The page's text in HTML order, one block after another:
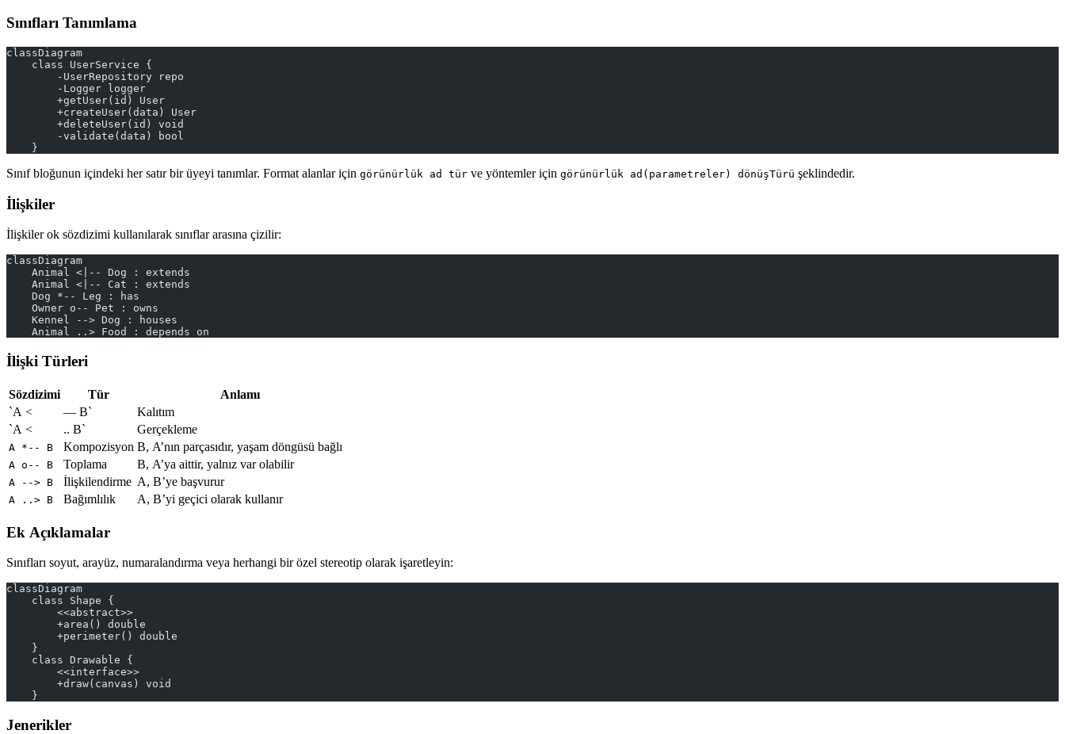
Sınıfları Tanımlama
classDiagram
    class UserService {
        -UserRepository repo
        -Logger logger
        +getUser(id) User
        +createUser(data) User
        +deleteUser(id) void
        -validate(data) bool
    }
Sınıf bloğunun içindeki her satır bir üyeyi tanımlar. Format alanlar için görünürlük ad tür ve yöntemler için görünürlük ad(parametreler) dönüşTürü şeklindedir.
İlişkiler
İlişkiler ok sözdizimi kullanılarak sınıflar arasına çizilir:
classDiagram
    Animal <|-- Dog : extends
    Animal <|-- Cat : extends
    Dog *-- Leg : has
    Owner o-- Pet : owns
    Kennel --> Dog : houses
    Animal ..> Food : depends on
İlişki Türleri
Sözdizimi Tür
Anlamı
`A <
— B`
Kalıtım
`A <
.. B` Gerçekleme
A *-- B Kompozisyon B, A’nın parçasıdır, yaşam döngüsü bağlı
A o-- B Toplama B, A’ya aittir, yalnız var olabilir
A --> B İlişkilendirme A, B’ye başvurur
A ..> B Bağımlılık A, B’yi geçici olarak kullanır
Ek Açıklamalar
Sınıfları soyut, arayüz, numaralandırma veya herhangi bir özel stereotip olarak işaretleyin:
classDiagram
    class Shape {
        <<abstract>>
        +area() double
        +perimeter() double
    }
    class Drawable {
        <<interface>>
        +draw(canvas) void
    }
Jenerikler